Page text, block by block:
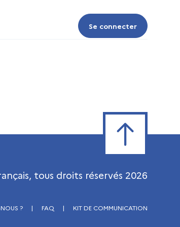
Se connecter
Se connecter
tous droits réservés 2026
? | FAQ | KIT DE COMMUNICATION